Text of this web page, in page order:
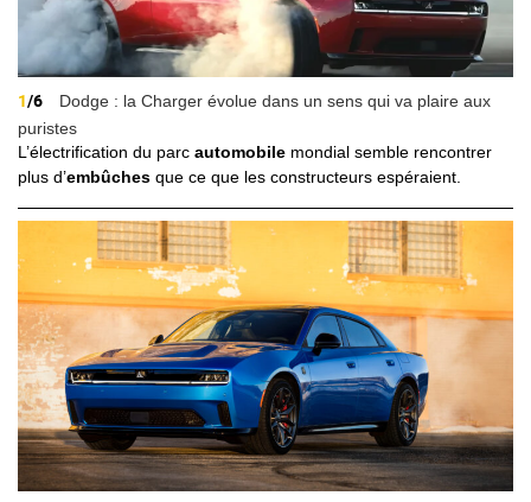
1/6
Dodge : la Charger évolue dans un sens qui va plaire aux
puristes
L’électrification du parc automobile mondial semble rencontrer
plus d’embûches que ce que les constructeurs espéraient.